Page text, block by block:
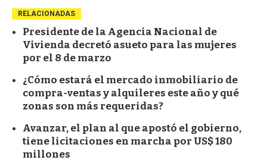
RELACIONADAS
Presidente de la Agencia Nacional de
Vivienda decretó asueto para las mujeres
por el 8 de marzo
¿Cómo estará el mercado inmobiliario de
compra-ventas y alquileres este año y qué
zonas son más requeridas?
Avanzar, el plan al que apostó el gobierno,
tiene licitaciones en marcha por US$ 180
millones